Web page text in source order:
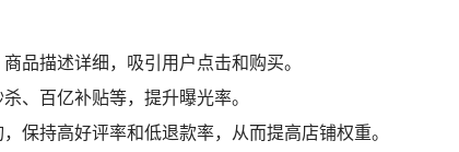
品描述详细，吸引用户点击和购买。
、百亿补贴等，提升曝光率。
保持高好评率和低退款率，从而提高店铺权重。